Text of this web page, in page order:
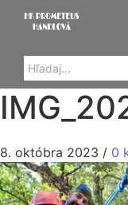
8. októbra 2023 / 0